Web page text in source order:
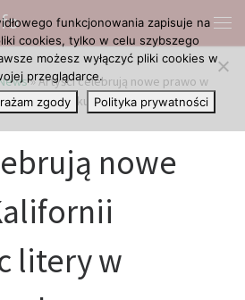
»Artyści celebrują nowe prawo w
znaku „Hollywood”
nowe
litery w
funkcjonowania zapisuje na
cookies, tylko w celu szybszego
możesz wyłączyć pliki cookies w
przeglądarce.
zgody Polityka prywatności